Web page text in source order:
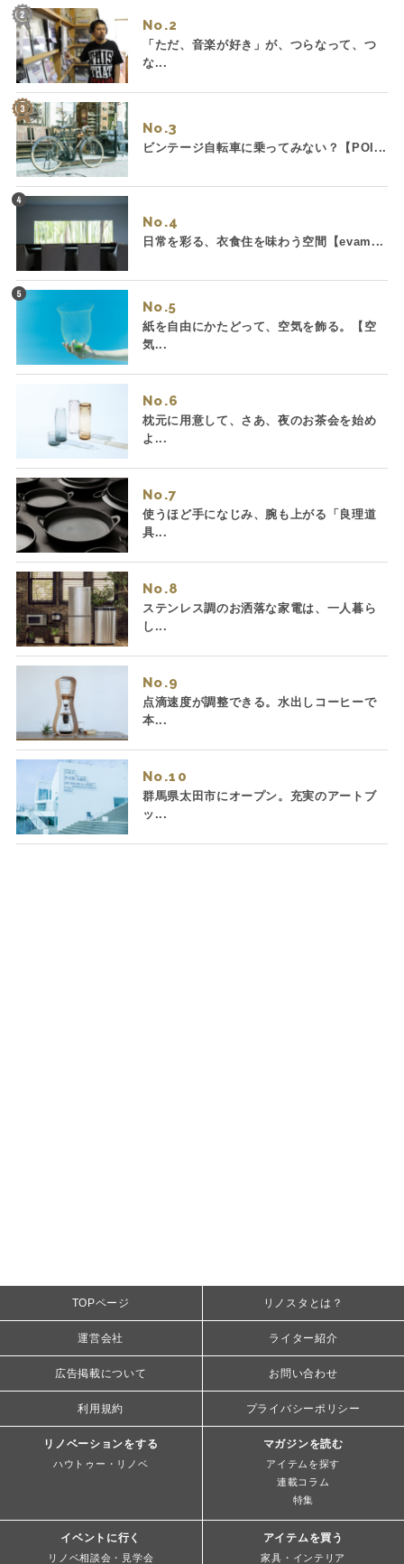
No.
「ただ、音楽が好き」が、つらなって、つ
な...
No.
ビンテージ自転車に乗ってみない？【POI...
No.
日常を彩る、衣食住を味わう空間【evam...
No.
紙を自由にかたどって、空気を飾る。【空
気...
No.
枕元に用意して、さあ、夜のお茶会を始め
よ...
No.
使うほど手になじみ、腕も上がる「良理道
具...
No.
ステンレス調のお洒落な家電は、一人暮ら
し...
No.
点滴速度が調整できる。水出しコーヒーで
本...
No.
群馬県太田市にオープン。充実のアートブ
ッ...
TOPページ リノスタとは？
運営会社 ライター紹介
広告掲載について お問い合わせ
利用規約 プライバシーポリシー
リノベーションをする
ハウトゥー・リノベ
マガジンを読む
アイテムを探す
連載コラム
特集
イベントに行く
リノベ相談会・見学会
アイテムを買う
家具・インテリア